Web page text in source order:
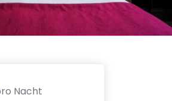
Nacht